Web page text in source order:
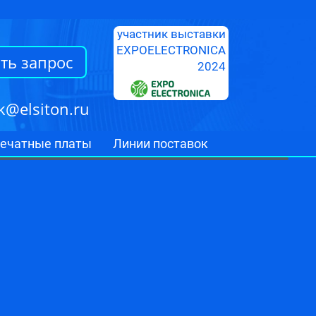
запрос
участник выставки
EXPOELECTRONICA
2024
платы Линии поставок